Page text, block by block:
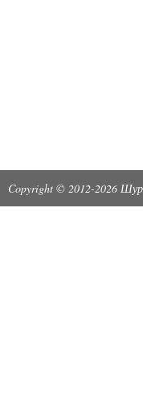
Copyright © 2012-2026